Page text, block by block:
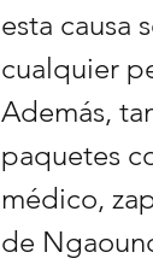
esta causa
cualquier
Además,
paquetes
médico,
de